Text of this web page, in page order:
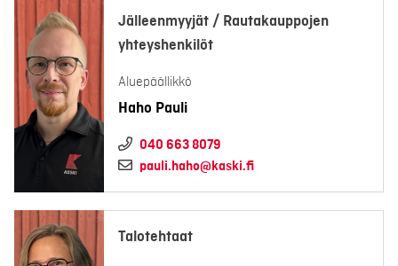
Jälleenmyyjät / Rautakauppojen
yhteyshenkilöt
Aluepäällikkö
Haho Pauli
040 663 8079
pauli.haho@kaski.fi
Talotehtaat